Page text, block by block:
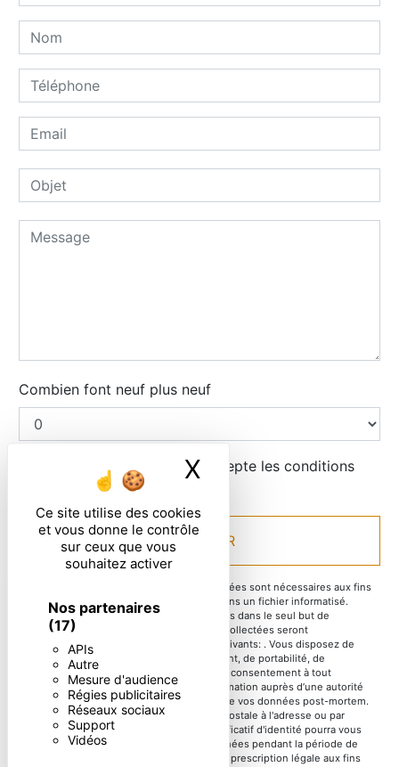
Ce site utilise des cookies
et vous donne le contrôle
sur ceux que vous
souhaitez activer
Nos partenaires
(17)
APIs
Autre
Mesure d'audience
Régies publicitaires
Réseaux sociaux
Support
Vidéos
X Masquer le
Combien font neuf plus neuf
En cochant cette case, j'accepte les conditions
particulières ci-dessous **
ENVOYER
** Les données personnelles communiquées sont nécessaires aux fins
de vous contacter et sont enregistrées dans un fichier informatisé.
Elles sont destinées à et ses sous-traitants dans le seul but de
répondre à votre message. Les données collectées seront
communiquées aux seuls destinataires suivants: . Vous disposez de
droits d’accès, de rectification, d’effacement, de portabilité, de
limitation, d’opposition, de retrait de votre consentement à tout
moment et du droit d’introduire une réclamation auprès d’une autorité
de contrôle, ainsi que d’organiser le sort de vos données post-mortem.
Vous pouvez exercer ces droits par voie postale à l'adresse ou par
courrier électronique à l'adresse . Un justificatif d'identité pourra vous
être demandé. Nous conservons vos données pendant la période de
prise de contact puis pendant la durée de prescription légale aux fins